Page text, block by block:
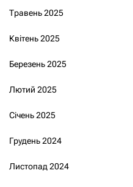
Травень 2025
Квітень 2025
Березень 2025
Лютий 2025
Січень 2025
Грудень 2024
Листопад 2024